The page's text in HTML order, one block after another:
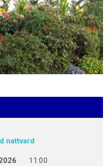
nattvard
11:00